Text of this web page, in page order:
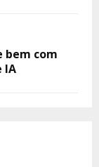
bem com
IA